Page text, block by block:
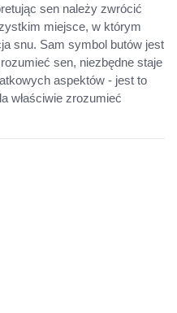
sen należy zwrócić
miejsce, w którym
snu. Sam symbol butów jest
sen, niezbędne staje
aspektów - jest to
właściwie zrozumieć